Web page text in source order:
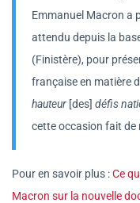
Emmanuel Macron a
attendu depuis la
(Finistère), pour
française en matière
hauteur [des] défis
cette occasion fait de
Pour en savoir plus :Ce
Macron sur la nouvelle